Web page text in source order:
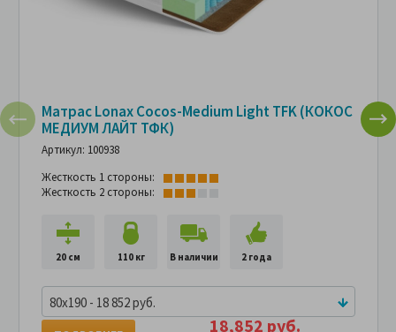
Матрас Lonax Cocos-Medium Light TFK (КОКОС
МЕДИУМ ЛАЙТ ТФК)
Артикул: 100938
Жесткость 1 стороны:
Жесткость 2 стороны:
20 см 110 кг В наличии 2 года
80x190 - 18 852 руб.
18,852 руб.